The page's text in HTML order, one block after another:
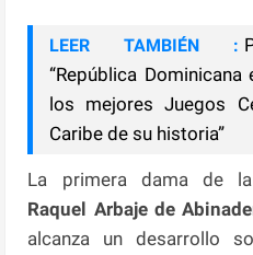
LEER TAMBIÉN :
“República
los mejores Juegos
Caribe de su historia”
La primera dama de la
Raquel Arbaje de
alcanza un desarrollo